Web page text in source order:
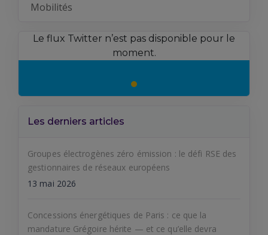
Mobilités
Le flux Twitter n’est pas disponible pour le
moment.
Les derniers articles
Groupes électrogènes zéro émission : le défi RSE des
gestionnaires de réseaux européens
13 mai 2026
Concessions énergétiques de Paris : ce que la
mandature Grégoire hérite — et ce qu’elle devra